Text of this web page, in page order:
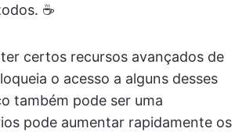
☕️
certos recursos avançados de
o acesso a alguns desses
também pode ser uma
pode aumentar rapidamente os